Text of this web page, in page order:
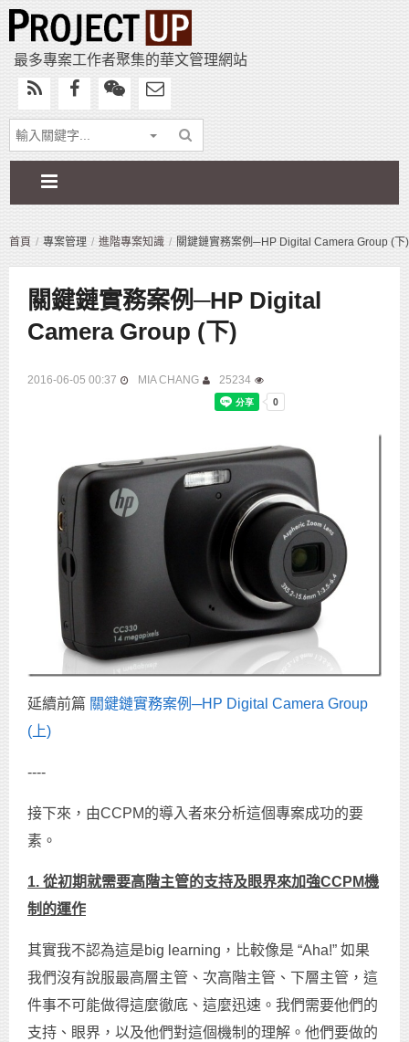
最多專案工作者聚集的華文管理網站
首頁 專案管理 進階專案知識 關鍵鏈實務案例─HP Digital Camera Group (下)
關鍵鏈實務案例─HP Digital
Camera Group (下)
2016-06-05 00:37 MIA CHANG 25234
延續前篇 關鍵鏈實務案例─HP Digital Camera Group
(上)
----
接下來，由CCPM的導入者來分析這個專案成功的要
素。
1. 從初期就需要高階主管的支持及眼界來加強CCPM機
制的運作
其實我不認為這是big learning，比較像是 “Aha!” 如果
我們沒有說服最高層主管、次高階主管、下層主管，這
件事不可能做得這麼徹底、這麼迅速。我們需要他們的
支持、眼界，以及他們對這個機制的理解。他們要做的